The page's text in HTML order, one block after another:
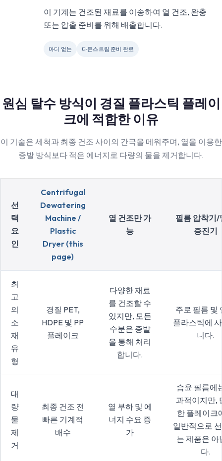
이 기계는 건조된 재료를 이송하여 열 건조, 완충
또는 압출 준비를 위해 배출합니다.
마디 없는 다운스트림 준비 완료
원심 탈수 방식이 경질 플라스틱 플레이
크에 적합한 이유
이 기술은 세척과 최종 건조 사이의 간극을 메워주며, 열을 이용한
증발 방식보다 적은 에너지로 다량의 물을 제거합니다.
선
택
요
인
Centrifugal
Dewatering
Machine /
Plastic
Dryer (this
page)
열 건조만 가
능
필름 압착기/
증진기
최
고
의
소
재
유
형
경질 PET,
HDPE 및 PP
플레이크
다양한 재료
를 건조할 수
있지만, 모든
수분은 증발
을 통해 처리
합니다.
주로 필름 및
플라스틱에
니다.
대
량
물
제
거
최종 건조 전
빠른 기계적
배수
열 부하 및 에
너지 수요 증
가
습윤 필름에
과적이지만,
한 플레이크
일반적으로
는 제품은 아
다.